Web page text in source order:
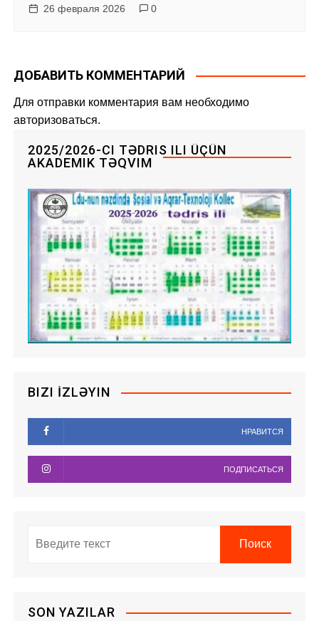
26 февраля 2026 0
ДОБАВИТЬ КОММЕНТАРИЙ
Для отправки комментария вам необходимо
авторизоваться.
2025/2026-CI TƏDRIS ILI ÜÇÜN
AKADEMIK TƏQVIM
BIZI İZLƏYIN
НРАВИТСЯ
ПОДПИСАТЬСЯ
SON YAZILAR